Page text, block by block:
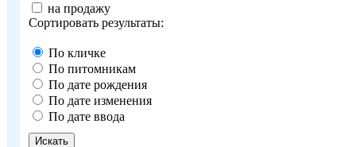
на продажу
Сортировать результаты:
По кличке
По питомникам
По дате рождения
По дате изменения
По дате ввода